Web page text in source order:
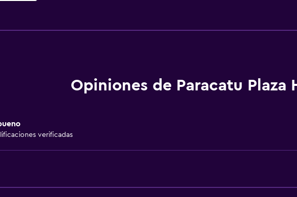
gratis
Accesibilidad
Estacionamiento
Opiniones de Paracatu Plaza
verificadas